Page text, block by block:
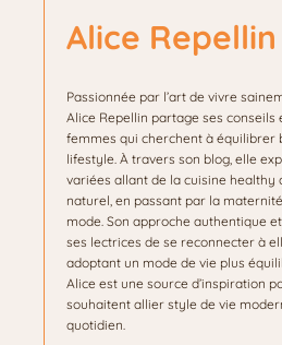
Alice Repellin
Passionnée par l’art de vivre
Alice Repellin partage ses conseils
femmes qui cherchent à équilibrer
lifestyle. À travers son blog, elle
variées allant de la cuisine healthy
naturel, en passant par la
mode. Son approche authentique
ses lectrices de se reconnecter à
adoptant un mode de vie plus
Alice est une source d’inspiration
souhaitent allier style de vie
quotidien.